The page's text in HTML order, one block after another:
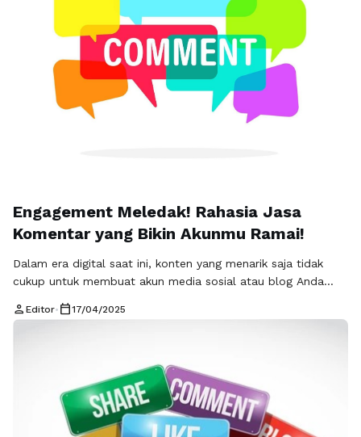
Engagement Meledak! Rahasia Jasa
Komentar yang Bikin Akunmu Ramai!
Dalam era digital saat ini, konten yang menarik saja tidak
cukup untuk membuat akun media sosial atau blog Anda
untuk meningkatkan engagement adalah menggunakan jasa
interaksi di setiap pos yang Anda buat. …
person Editor• calendar_today17/04/2025